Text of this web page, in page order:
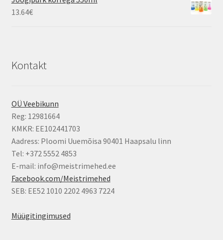
13.64€
Kontakt
OÜ Veebikunn
Reg: 12981664
KMKR: EE102441703
Aadress: Ploomi Uuemõisa 90401 Haapsalu linn
Tel: +372 5552 4853
E-mail: info@meistrimehed.ee
Facebook.com/Meistrimehed
SEB: EE52 1010 2202 4963 7224
Müügitingimused